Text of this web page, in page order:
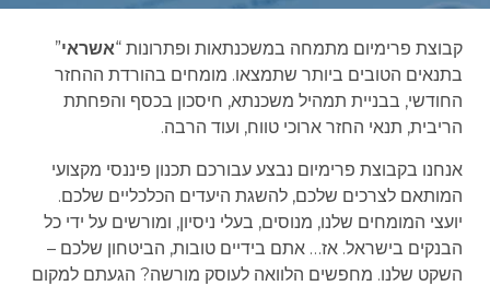
קבוצת פרימיום מתמחה במשכנתאות ופתרונות “אשראי”
בתנאים הטובים ביותר שתמצאו. מומחים בהורדת ההחזר
החודשי, בבניית תמהיל משכנתא, חיסכון בכסף והפחתת
הריבית, תנאי החזר ארוכי טווח, ועוד הרבה.
אנחנו בקבוצת פרימיום נבצע עבורכם תכנון פיננסי מקצועי
המותאם לצרכים שלכם, להשגת היעדים הכלכליים שלכם.
יועצי המומחים שלנו, מנוסים, בעלי ניסיון, ומורשים על ידי כל
הבנקים בישראל. אז… אתם בידיים טובות, הביטחון שלכם –
השקט שלנו. מחפשים הלוואה לעוסק מורשה? הגעתם למקום